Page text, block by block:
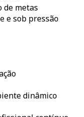
de metas
e sob pressão
dinâmico